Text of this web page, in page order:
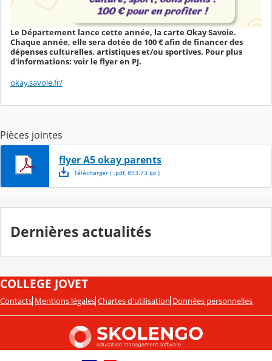
Le Département lance cette année, la carte Okay Savoie.
Chaque année, elle sera dotée de 100 € afin de financer des
dépenses culturelles, artistiques et/ou sportives. Pour plus
d'informations: voir le flyer en PJ.
okay.savoie.fr/
Pièces jointes
flyer A5 okay parents
Télécharger( .pdf, 893.73 ko)
Dernières actualités
COLLEGE JOVET
Contacts Mentions légales Chartes d'utilisation Données personnelles